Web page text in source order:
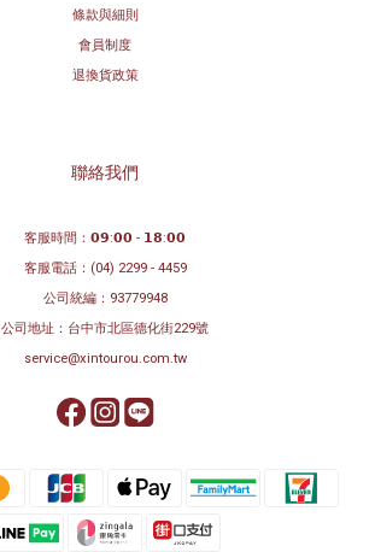
條款與細則
會員制度
退換貨政策
聯絡我們
客服時間：𝟬𝟵:𝟬𝟬 - 𝟭𝟴:𝟬𝟬
客服電話： (04) 2299 - 4459
公司統編：93779948
公司地址： 台中市北區德化街229號
service@xintourou.com.tw